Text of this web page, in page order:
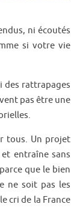
ni écoutés
si votre vie
des rattrapages
pas être une
tous. Un projet
entraîne sans
que le bien
ne soit pas les
cri de la France